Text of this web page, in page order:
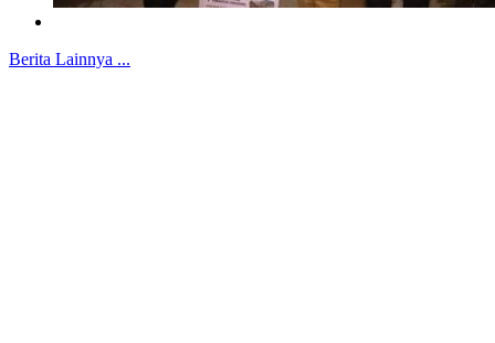
Berita Lainnya ...